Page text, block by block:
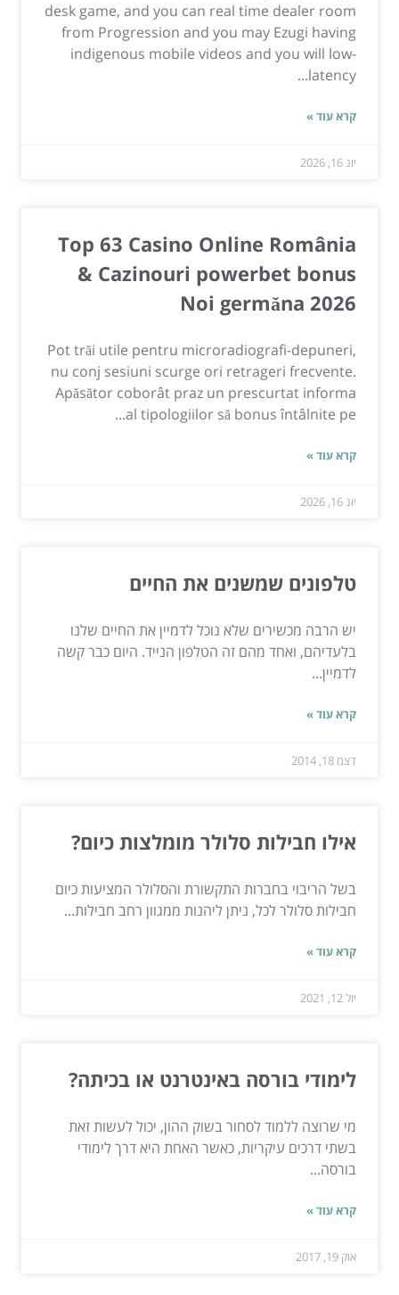
desk game, and you can real time dealer room
from Progression and you may Ezugi having
indigenous mobile videos and you will low-
latency...
קרא עוד »
יונ 16, 2026
Top 63 Casino Online România
& Cazinouri powerbet bonus
Noi germăna 2026
Pot trăi utile pentru microradiografi-depuneri,
nu conj sesiuni scurge ori retrageri frecvente.
Apăsător coborât praz un prescurtat informa
al tipologiilor să bonus întâlnite pe...
קרא עוד »
יונ 16, 2026
טלפונים שמשנים את החיים
יש הרבה מכשירים שלא נוכל לדמיין את החיים שלנו
בלעדיהם, ואחד מהם זה הטלפון הנייד. היום כבר קשה
לדמיין...
קרא עוד »
דצמ 18, 2014
אילו חבילות סלולר מומלצות כיום?
בשל הריבוי בחברות התקשורת והסלולר המציעות כיום
חבילות סלולר לכל, ניתן ליהנות ממגוון רחב חבילות...
קרא עוד »
יול 12, 2021
לימודי בורסה באינטרנט או בכיתה?
מי שרוצה ללמוד לסחור בשוק ההון, יכול לעשות זאת
בשתי דרכים עיקריות, כאשר האחת היא דרך לימודי
בורסה...
קרא עוד »
אוק 19, 2017